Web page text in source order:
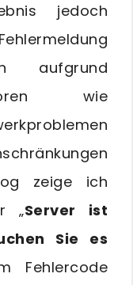
jedoch
aufgrund
wie
zeige ich
„Server ist
Sie es
Fehlercode